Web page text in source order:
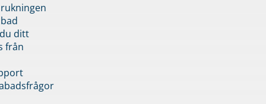
ditt
från